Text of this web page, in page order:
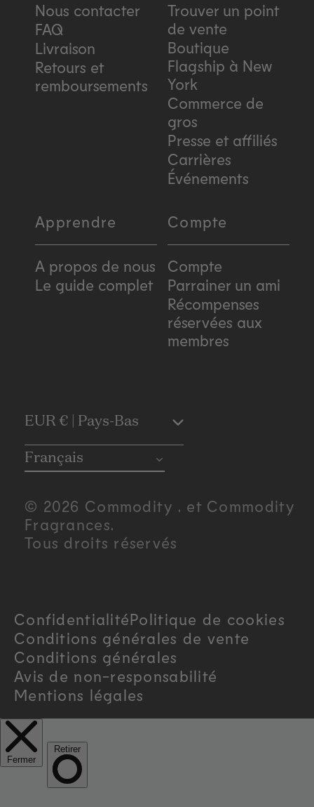
Nous contacter
FAQ
Livraison
Retours et
remboursements
Trouver un point
de vente
Boutique
Flagship à New
York
Commerce de
gros
Presse et affiliés
Carrières
Événements
Apprendre
A propos de nous
Le guide complet
Compte
Compte
Parrainer un ami
Récompenses
réservées aux
membres
C
o
u
n
y
/
r
e
g
EUR € | Pays-Bas
Français
© 2026 Commodity . et Commodity
Fragrances.
Tous droits réservés
ConfidentialitéPolitique de cookies
Conditions générales de vente
Conditions générales
Avis de non-responsabilité
Mentions légales